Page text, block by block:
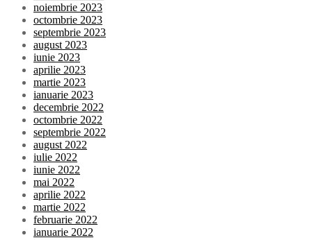
noiembrie 2023
octombrie 2023
septembrie 2023
august 2023
iunie 2023
aprilie 2023
martie 2023
ianuarie 2023
decembrie 2022
octombrie 2022
septembrie 2022
august 2022
iulie 2022
iunie 2022
mai 2022
aprilie 2022
martie 2022
februarie 2022
ianuarie 2022